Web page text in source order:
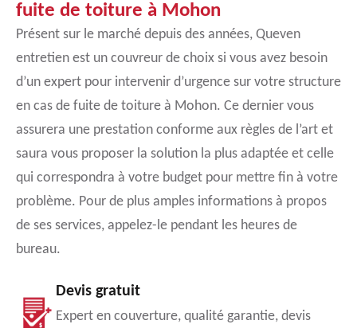
fuite de toiture à Mohon
Présent sur le marché depuis des années, Queven
entretien est un couvreur de choix si vous avez besoin
d’un expert pour intervenir d’urgence sur votre structure
en cas de fuite de toiture à Mohon. Ce dernier vous
assurera une prestation conforme aux règles de l’art et
saura vous proposer la solution la plus adaptée et celle
qui correspondra à votre budget pour mettre fin à votre
problème. Pour de plus amples informations à propos
de ses services, appelez-le pendant les heures de
bureau.
Devis gratuit
Expert en couverture, qualité garantie, devis